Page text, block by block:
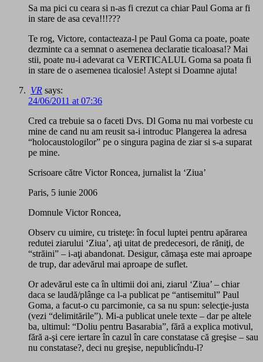
Sa ma pici cu ceara si n-as fi crezut ca chiar Paul Goma ar fi
in stare de asa ceva!!!???
Te rog, Victore, contacteaza-l pe Paul Goma ca poate, poate
dezminte ca a semnat o asemenea declaratie ticaloasa!? Mai
stii, poate nu-i adevarat ca VERTICALUL Goma sa poata fi
in stare de o asemenea ticalosie! Astept si Doamne ajuta!
VR says:
24/06/2011 at 07:36
Cred ca trebuie sa o faceti Dvs. Dl Goma nu mai vorbeste cu
mine de cand nu am reusit sa-i introduc Plangerea la adresa
“holocaustologilor” pe o singura pagina de ziar si s-a suparat
pe mine.
Scrisoare către Victor Roncea, jurnalist la ‘Ziua’
Paris, 5 iunie 2006
Domnule Victor Roncea,
Observ cu uimire, cu tristeţe: în focul luptei pentru apărarea
redutei ziarului ‘Ziua’, aţi uitat de predecesori, de răniţi, de
“străini” – i-aţi abandonat. Desigur, cămaşa este mai aproape
de trup, dar adevărul mai aproape de suflet.
Or adevărul este ca în ultimii doi ani, ziarul ‘Ziua’ – chiar
daca se laudă/plânge ca l-a publicat pe “antisemitul” Paul
Goma, a facut-o cu parcimonie, ca sa nu spun: selecţie-justa
(vezi “delimitările”). Mi-a publicat unele texte – dar pe altele
ba, ultimul: “Doliu pentru Basarabia”, fără a explica motivul,
fără a-şi cere iertare în cazul în care constatase că greşise – sau
nu constatase?, deci nu greşise, nepublicîndu-l?